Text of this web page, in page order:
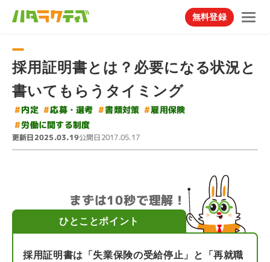
無料登録
採用証明書とは？必要になる状況と
書いてもらうタイミング
#内定 #応募・選考 #書類対策 #雇用保険
#労働に関する制度
更新日2025.03.19公開日2017.05.17
まずは10秒で理解！
ひとことポイント
採用証明書は「失業保険の受給停止」と「再就職